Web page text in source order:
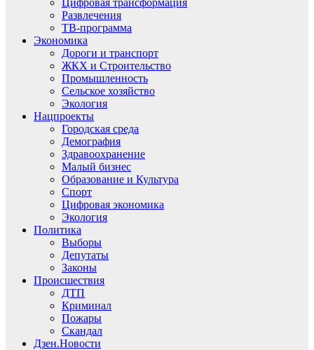
Цифровая трансформация
Развлечения
ТВ-программа
Экономика
Дороги и транспорт
ЖКХ и Строительство
Промышленность
Сельское хозяйство
Экология
Нацпроекты
Городская среда
Демография
Здравоохранение
Малый бизнес
Образование и Культура
Спорт
Цифровая экономика
Экология
Политика
Выборы
Депутаты
Законы
Происшествия
ДТП
Криминал
Пожары
Скандал
Дзен.Новости